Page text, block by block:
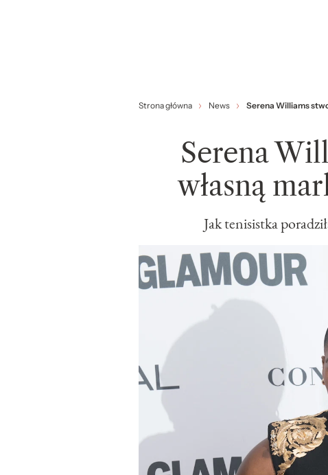
Strona główna News Serena Williams
Serena
własną
Jak tenisistka